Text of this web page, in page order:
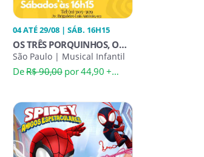
04 ATÉ 29/08 | SÁB. 16H15
OS TRÊS PORQUINHOS, O
MUSICAL
São Paulo | Musical Infantil
DeR$ 90,00por 44,90 +